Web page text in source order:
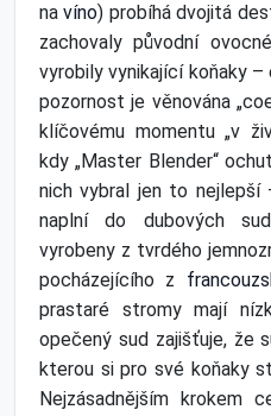
navíno) probíhá dvojitá
zachovaly původní
vyrobily vynikající koňaky
pozornost je věnována
klíčovému momentu „v
kdy „Master Blender“
nich vybral jen to
naplní do dubových
vyrobeny z tvrdého
pocházejícího z
prastaré stromy mají
opečený sud zajišťuje, že
kterou si pro své koňaky
Nejzásadnějším krokem